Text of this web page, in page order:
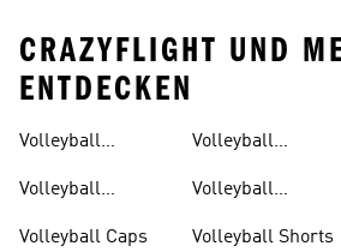
CRAZYFLIGHT UND
ENTDECKEN
Volleyball
Volleyball
Volleyball Caps
Volleyball
Volleyball
Volleyball Shorts